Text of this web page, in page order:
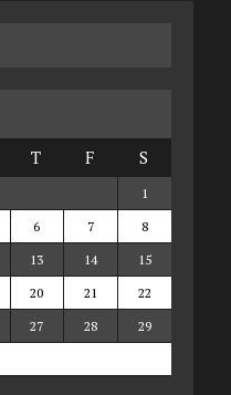
T F S
1
6 7
8
13 14
15
20 21
22
27 28
29